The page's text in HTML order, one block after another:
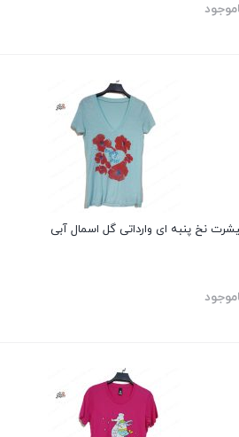
نخ پنبه ای وارداتی گل اسمال آبی